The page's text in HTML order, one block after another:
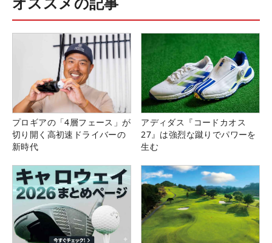
プロギアの「4層フェース」が
切り開く高初速ドライバーの
新時代
アディダス『コードカオス
27』は強烈な蹴りでパワーを
生む